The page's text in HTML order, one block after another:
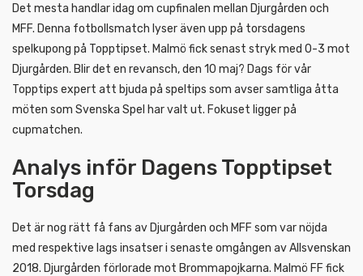
Det mesta handlar idag om cupfinalen mellan Djurgården och
MFF. Denna fotbollsmatch lyser även upp på torsdagens
spelkupong på Topptipset. Malmö fick senast stryk med 0-3 mot
Djurgården. Blir det en revansch, den 10 maj? Dags för vår
Topptips expert att bjuda på speltips som avser samtliga åtta
möten som Svenska Spel har valt ut. Fokuset ligger på
cupmatchen.
Analys inför Dagens Topptipset
Torsdag
Det är nog rätt få fans av Djurgården och MFF som var nöjda
med respektive lags insatser i senaste omgången av Allsvenskan
2018. Djurgården förlorade mot Brommapojkarna. Malmö FF fick